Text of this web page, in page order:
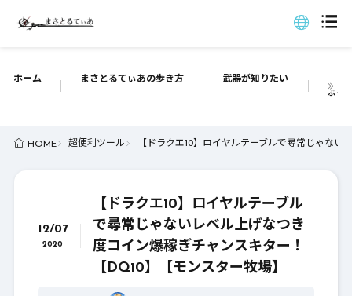
ホーム まさとるてぃあの歩き方 武器が知りたい
ぶっ
HOME 超便利ツール 【ドラクエ10】ロイヤルテーブルで尋常じゃな
12/07
2020
【ドラクエ10】ロイヤルテーブル
で尋常じゃないレベル上げなつき
度コイン爆稼ぎチャンスキター！
【DQ10】【モンスター牧場】